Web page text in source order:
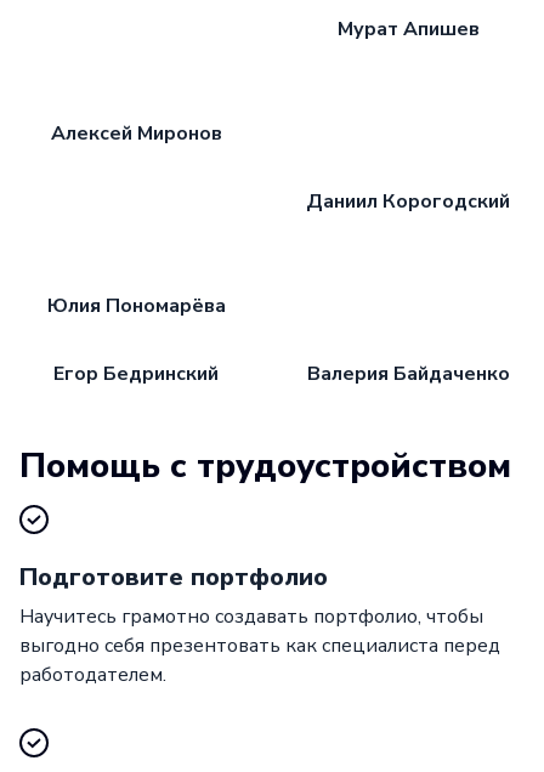
Алексей Миронов
Мурат Апишев
Юлия Пономарёва
Даниил Корогодский
Егор Бедринский Валерия Байдаченко
Помощь с трудоустройством
Подготовите портфолио
Научитесь грамотно создавать портфолио, чтобы
выгодно себя презентовать как специалиста перед
работодателем.